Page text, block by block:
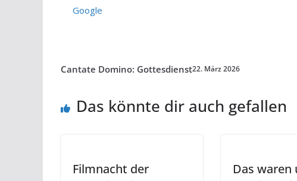
Google
Cantate Domino: Gottesdienst22. März 2026
Das könnte dir auch gefallen
Filmnacht der
Das waren